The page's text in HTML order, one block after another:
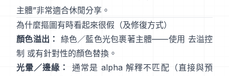
主體”非常適合休閒分享。
為什麼摳圖有時看起來很假（及修復方式）
顏色溢出： 綠色／藍色光包裹著主體——使用 去溢控
制 或有針對性的顏色替換。
光暈／邊緣：
通常是 alpha 解釋不匹配（直接與預